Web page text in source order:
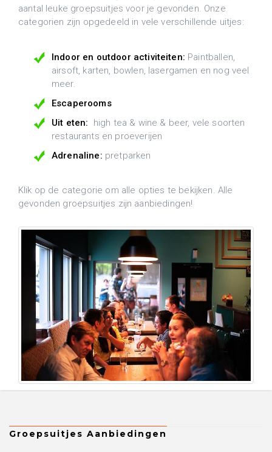
aantal leuke groepsuitjes voor je gevonden. Onze
categorien zijn opgedeeld in vele verschillende uitjes:
Indoor en outdoor activiteiten: Paintballen,
airsoft, karten, bowlen, lasergamen en nog veel
meer.
Escaperooms
Uit eten:
high tea & wine & beer, vele soorten
restaurants en proeverijen
Adrenaline: pretparken
Klik op de categorie om alle opties te bekijken. Alle
gevonden groepsuitjes zijn aanbiedingen!